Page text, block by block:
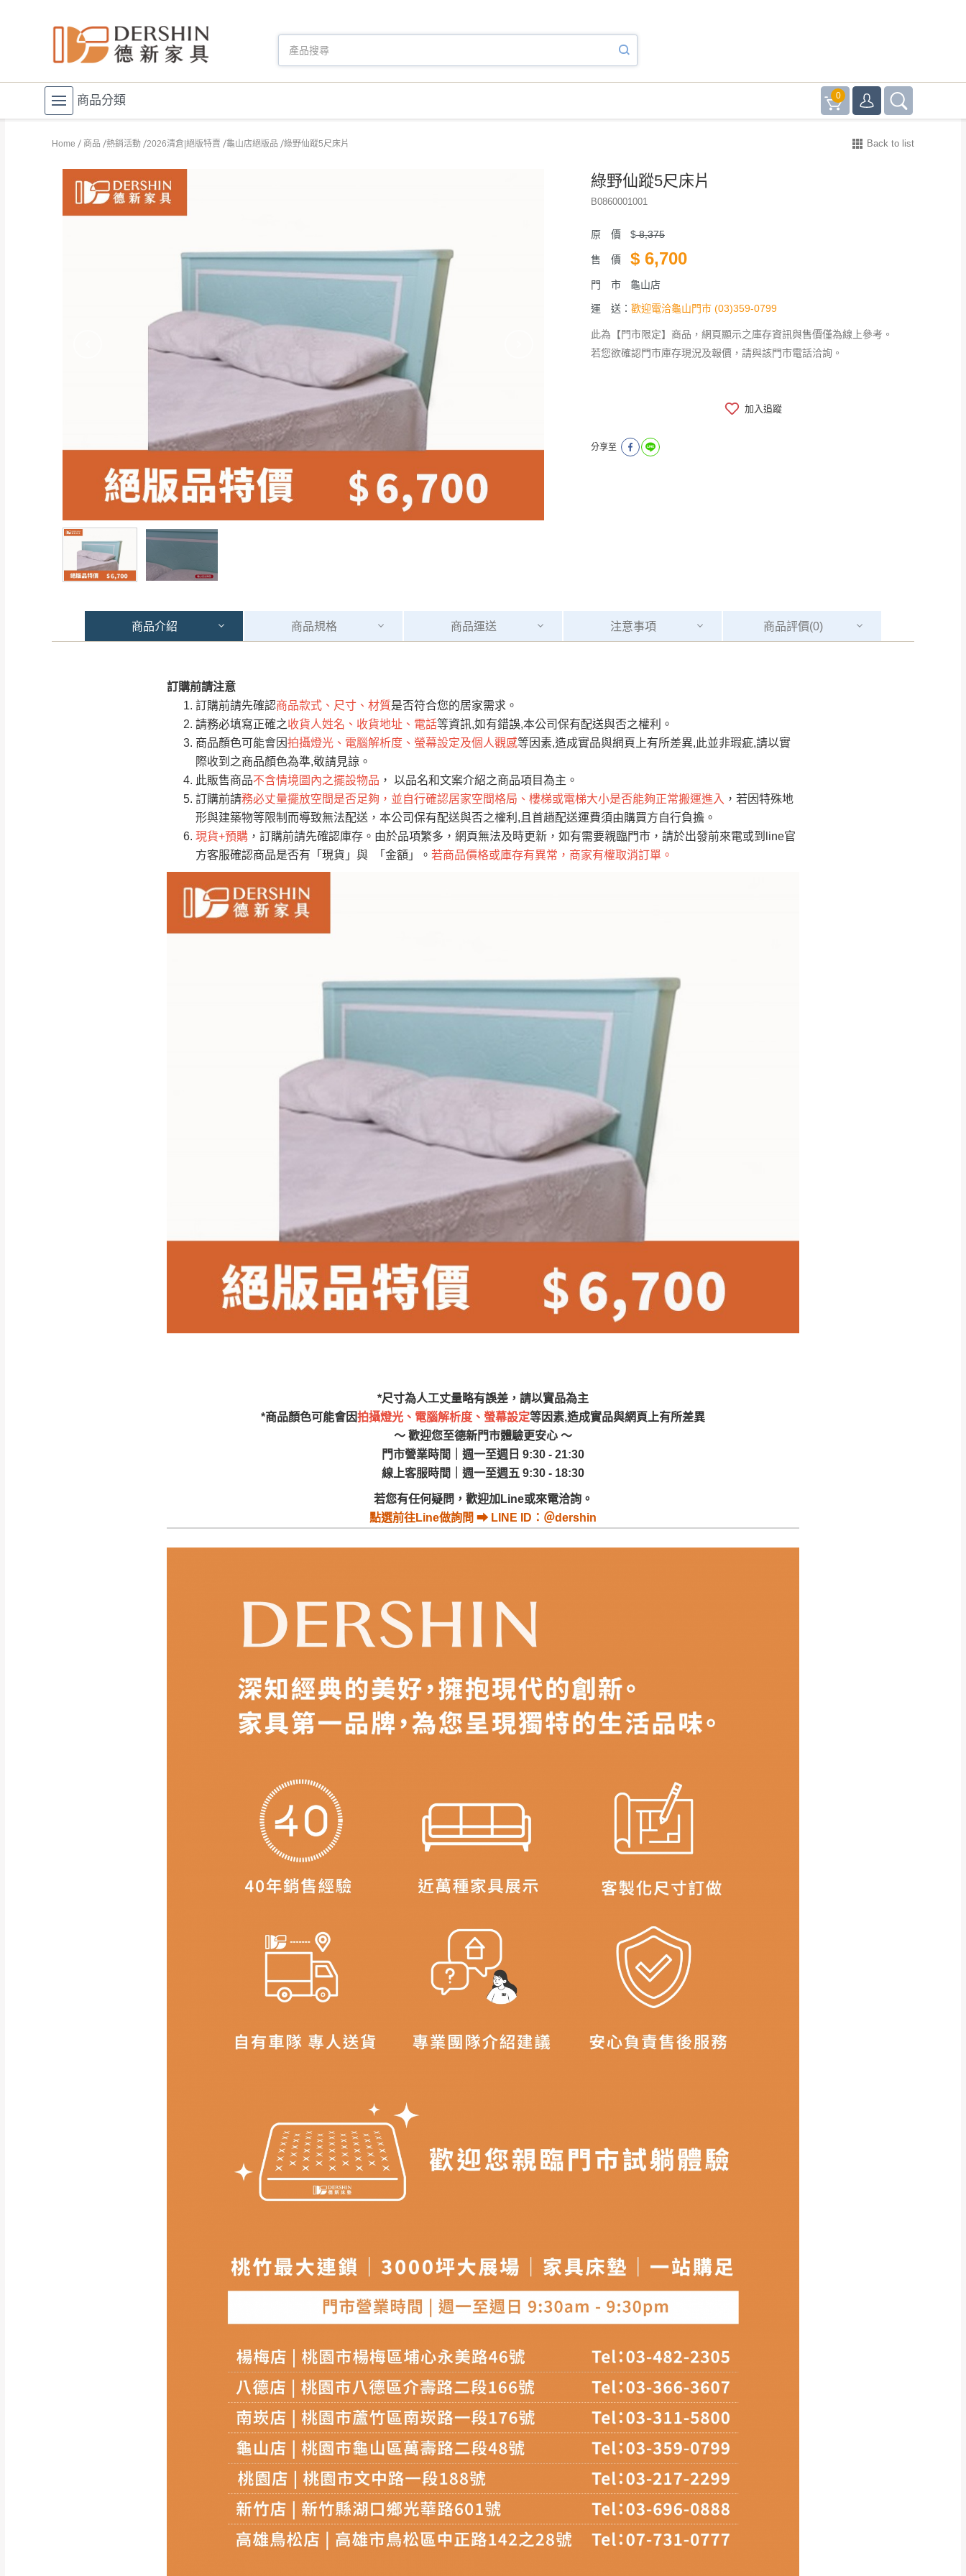
商品分類 0
Home 商品 熱銷活動 2026清倉|絕版特賣 龜山店絕版品 綠野仙蹤5尺床片 Back to list
綠野仙蹤5尺床片
B0860001001
原 價 $8,375
售 價 $ 6,700
門 市 龜山店
運 送： 歡迎電洽龜山門市 (03)359-0799
此為【門市限定】商品，網頁顯示之庫存資訊與售價僅為線上參考。
若您欲確認門市庫存現況及報價，請與該門市電話洽詢。
加入追蹤
分享至
商品介紹 商品規格 商品運送 注意事項 商品評價(0)
訂購前請注意
訂購前請先確認商品款式、尺寸、材質是否符合您的居家需求。
請務必填寫正確之收貨人姓名、收貨地址、電話等資訊,如有錯誤,本公司保有配送與否之權利。
商品顏色可能會因拍攝燈光、電腦解析度、螢幕設定及個人觀感等因素,造成實品與網頁上有所差異,此並非瑕疵,請以實
際收到之商品顏色為準,敬請見諒。
此販售商品不含情境圖內之擺設物品 ， 以品名和文案介紹之商品項目為主。
訂購前請務必丈量擺放空間是否足夠，並自行確認居家空間格局、樓梯或電梯大小是否能夠正常搬運進入 ，若因特殊地
形與建築物等限制而導致無法配送，本公司保有配送與否之權利,且首趟配送運費須由購買方自行負擔。
現貨+預購 ，訂購前請先確認庫存。由於品項繁多，網頁無法及時更新，如有需要親臨門市，請於出發前來電或到line官
方客服確認商品是否有「現貨」與 「金額」。 若商品價格或庫存有異常，商家有權取消訂單。
*尺寸為人工丈量略有誤差，請以實品為主
*商品顏色可能會因拍攝燈光、電腦解析度、螢幕設定等因素,造成實品與網頁上有所差異
～ 歡迎您至德新門市體驗更安心 ～
門市營業時間｜週一至週日 9:30 - 21:30
線上客服時間｜週一至週五 9:30 - 18:30
若您有任何疑問，歡迎加Line或來電洽詢。
點選前往Line做詢問 ⮕ LINE ID：＠dershin
運 費 說 明
運送地區
桃園
＊A108產品另收運費
復興鄉
新竹
峨眉鄉、五峰鄉、橫山、北埔鄉、尖石
台北
門、林口 下福里、新店山區、三峽山區、
石碇、坪林、福隆、淡水山區、北投湖山
路、深坑山區
$ 9,000以下：NT$500元
$ 9,000以下：NT$500元
＊A108產品另收運費
卓蘭鎮、三灣、通霄山區、西湖、泰安
鄉、大湖鄉、頭屋、獅潭鄉
配送天數：5~14天
到貨時間：指定送貨日當天以電話聯絡確認
｜周（一）配送部門固定公休無送貨｜
台北市、新北市地區固定每周(三)、(日)兩天收送貨
暫無配送地區：彰化、南投、雲林、嘉義、台南、高雄、屏東、宜蘭、 花蓮、台東、金門、馬祖、澎湖地區
。
本司貨車運送如因路況不佳、天候惡劣、過於偏遠之山區內等，或收貨地點搬運過於困難等因素，導致無法順利配送，
本公司除了盡最大努力完成配送外，視狀況保有出貨的權利。
讓您不用整天在家等貨，以免浪費你的寶貴時間。
如遇自然災害、政府宣布之災害警報等不可抗力情事，而危及運送人員輸送之安全，本司得視狀況延後或停止運送服
期間，恕暫停百貨公司相關運送 》
無回收家具服務，若需回收家俱可聯絡當地請清潔隊回收,免付費清運專線：0800-085-717
注意事項：
由於品項繁多，網頁無法及時更新，如有需要購買商品，請於出發前來電或到「官方Line客服」來信確
認商品是否有「現貨」與 「金額」。
若商品價格或庫存有異常，商家有權取消訂單。
接單後二日內(不含例假日)，我們客服會與您電話聯絡或E-Mail通知確認訂單。
（線上客服 LINE → @dershin）
下單前先詢問是否現貨，若未詢問下單後無現貨我們客服會再來電或E-Mail與您聯絡
（洽詢方式請搜尋 Line ID → @dershin）
運送範圍：限定北至基隆，南至苗栗，偏遠地區恕無法提供運送 (詳見運送規章)。
配送範圍：
因大型傢俱有組裝、配送的問題，並非一般快速到貨商品，無法指定特定時間送達，司機當天到貨前皆
會再與您通知，讓你不用整天在家等貨，以節省您的寶貴時間。
若您選擇三聯式或索取兩聯式發票，發票將於商品完成出貨15個工作天另行寄出，另外約加上2~7個工作天內
送達，如遇國定假日將順延寄送。
若收到不良品，請於到貨日起七日內通知本公司客服人員，我們將為您更換新品，運費皆由本站負責，
所有退回及換貨之商品必須是全新狀態且完整包裝，床墊、床包、枕頭類產品需為未拆封狀態(請保持商
品、附件、包裝、廠商紙及所有附隨文件或資料之完整性)，若未依照上述方式處理，恕無法接受退貨。
由於透過電腦螢幕選購商品，可能會因個人電腦螢幕的設定色差或解析度等因素， 與實際商品的顏色、
是否合適)。
訂購前請確認商品尺寸，大型物件因為人工丈量，難免會有些許誤差值(約正負0.5CM) 詳細尺寸以實品
為主。
非因本公司問題而需退換貨，請於收到貨7日內通知客服人員(Line@ ID：@dershin)，並須保持商品全新
本公司部份商品無維修服務，超過7日鑑賞期，商品使用年限，因客人使用習慣、居家環境不同。若屬人
為因素導致商品損壞、零件短缺，則維修、搬運費用，需由消費者自行吸收(另事先與消費者報價，消費
到貨7日內為鑑賞期(注意:鑑賞期非試用期)，若非商品品質瑕疵問題於鑑賞期內退貨之情形，我們需酌收
如欲放置營業場所及公開場合之商品則無享有商品一年保固之服務。
時請儘速於三日內完成付款，交易恕不殺價，商品均已最低價格售出
全部 依評論高至低排列 依評論低至高排列 只顯示附上圖片